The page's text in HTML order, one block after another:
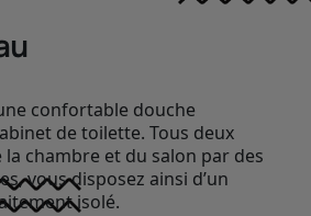
confortable douche
de toilette. Tous deux
la chambre et du salon par des
vous disposez ainsi d’un
isolé.